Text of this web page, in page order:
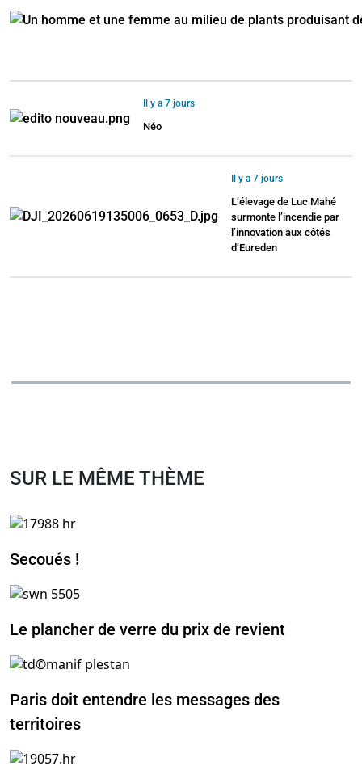
Il y a 7 jours
Néo
Il y a 7 jours
L’élevage de Luc Mahé
surmonte l’incendie par
l’innovation aux côtés
d’Eureden
SUR LE MÊME THÈME
Secoués !
Le plancher de verre du prix de revient
Paris doit entendre les messages des
territoires